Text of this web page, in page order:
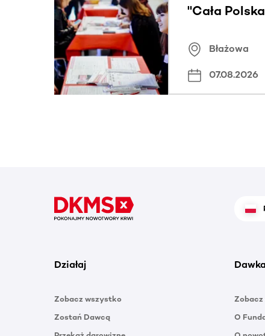
"Cała
Błażowa
07.08.2026
Działaj
Zobacz wszystko
Zostań Dawcą
O